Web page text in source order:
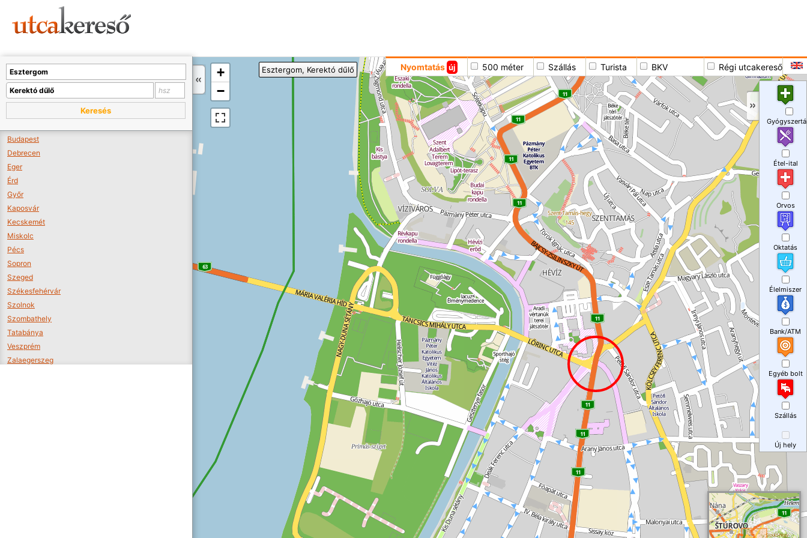
+
−
Nyomtatás új 500 méter Szállás Turista BKV Régi utcakereső
Esztergom, Kerektó dűlő
Keresés
Budapest
Debrecen
Eger
Érd
Győr
Kaposvár
Kecskemét
Miskolc
Pécs
Sopron
Szeged
Székesfehérvár
Szolnok
Szombathely
Tatabánya
Veszprém
Zalaegerszeg
Étel-ital
Orvos
Oktatás
Élelmiszer
Bank/ATM
Egyéb bolt
Szállás
Új hely
A térképet kicsinyíteni kell, hogy látszódjanak a boltok.
Boltok látszódjanak >>